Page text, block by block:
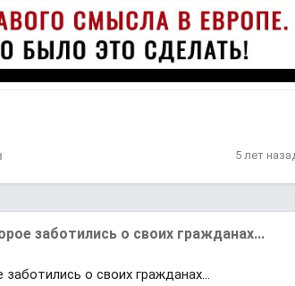
5 лет
заботились о своих гражданах...
о своих гражданах...